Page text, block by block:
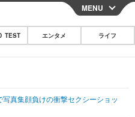
CLOSE
MENU
TEST エンタメ ライフ
真集顔負けの衝撃セクシーショッ